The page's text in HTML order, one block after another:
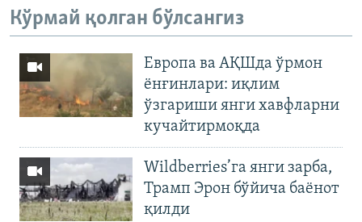
Кўрмай қолган бўлсангиз
Европа ва АҚШда ўрмон
ёнғинлари: иқлим
ўзгариши янги хавфларни
кучайтирмоқда
Wildberries’га янги зарба,
Трамп Эрон бўйича баёнот
қилди